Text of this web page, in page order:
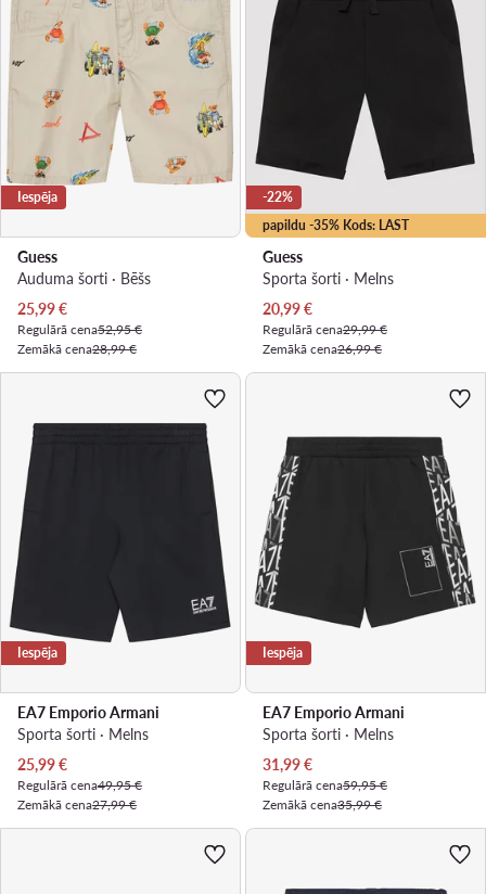
Iespēja
Guess
Auduma šorti · Bēšs
Pašreizējā cena
25,99€
Regulārā cena52,95 €
Zemākā cena28,99 €
papildu -35% Kods: LAST
-22%
Guess
Sporta šorti · Melns
Pašreizējā cena
20,99€
Regulārā cena29,99 €
Zemākā cena26,99 €
Iespēja
EA7 Emporio Armani
Sporta šorti · Melns
Pašreizējā cena
25,99€
Regulārā cena49,95 €
Zemākā cena27,99 €
Iespēja
EA7 Emporio Armani
Sporta šorti · Melns
Pašreizējā cena
31,99€
Regulārā cena59,95 €
Zemākā cena35,99 €